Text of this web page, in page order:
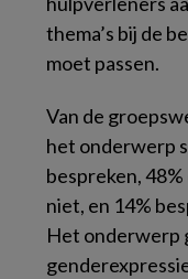
thema’s bij de
moet passen.
Van de
het onderwerp
bespreken,
niet, en 14%
Het